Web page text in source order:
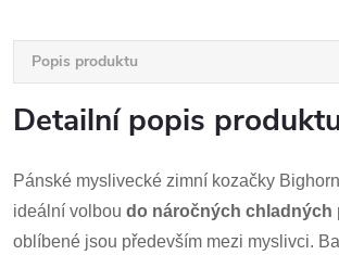
Popis produktu
Detailní popis
Pánské myslivecké zimní kozačky
ideální volbou do náročných chladných
oblíbené jsou především mezi myslivci.